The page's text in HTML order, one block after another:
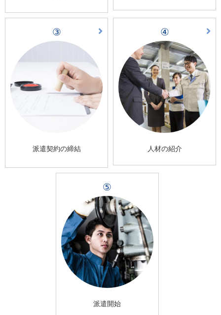
③
派遣契約の締結
④
人材の紹介
⑤
派遣開始